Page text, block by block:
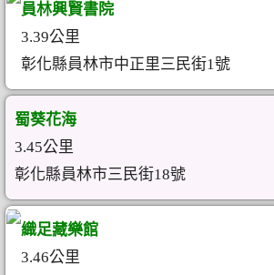
員林興賢書院
3.39公里
彰化縣員林市中正里三民街1號
蜀葵花海
3.45公里
彰化縣員林市三民街18號
織足藏樂館
3.46公里